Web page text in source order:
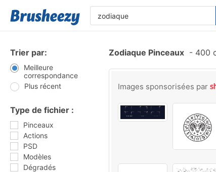
Trier par:
Meilleure
correspondance
Plus récent
Type de fichier :
Pinceaux
Actions
PSD
Modèles
Dégradés
Zodiaque Pinceaux - 400
Images sponsorisées par